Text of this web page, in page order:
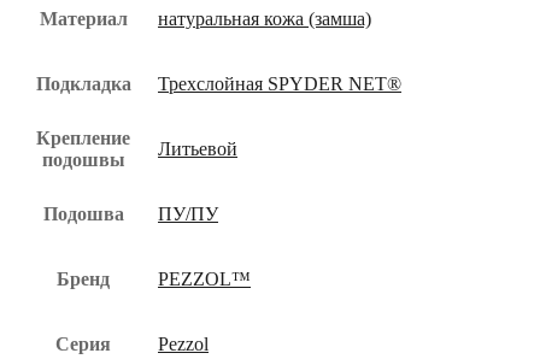
Материал натуральная кожа (замша)
Подкладка Трехслойная SPYDER NET®
Крепление
подошвы
Литьевой
Подошва ПУ/ПУ
Бренд PEZZOL™
Серия Pezzol